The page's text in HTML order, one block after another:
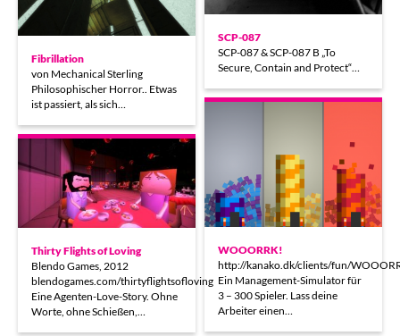
Fibrillation
von Mechanical Sterling
Philosophischer Horror.. Etwas
ist passiert, als sich…
SCP-087
SCP-087 & SCP-087 B „To
Secure, Contain and Protect“…
WOOORRK!
http://kanako.dk/clients/fun/
Ein Management-Simulator für
3 – 300 Spieler. Lass deine
Arbeiter einen…
Thirty Flights of Loving
Blendo Games, 2012
blendogames.com/thirtyflightsofloving
Eine Agenten-Love-Story. Ohne
Worte, ohne Schießen,…